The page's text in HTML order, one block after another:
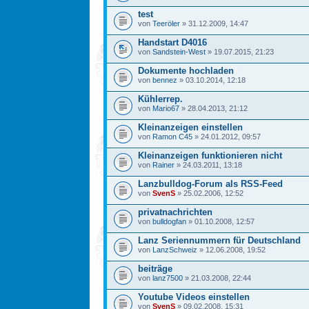
test
von Teeröler » 31.12.2009, 14:47
Handstart D4016
von Sandstein-West » 19.07.2015, 21:23
Dokumente hochladen
von bennez » 03.10.2014, 12:18
Kühlerrep.
von Mario67 » 28.04.2013, 21:12
Kleinanzeigen einstellen
von Ramon C45 » 24.01.2012, 09:57
Kleinanzeigen funktionieren nicht
von Rainer » 24.03.2011, 13:18
Lanzbulldog-Forum als RSS-Feed
von SvenS » 25.02.2006, 12:52
privatnachrichten
von bulldogfan » 01.10.2008, 12:57
Lanz Seriennummern für Deutschland
von LanzSchweiz » 12.06.2008, 19:52
beiträge
von lanz7500 » 21.03.2008, 22:44
Youtube Videos einstellen
von SvenS » 09.02.2008, 15:31